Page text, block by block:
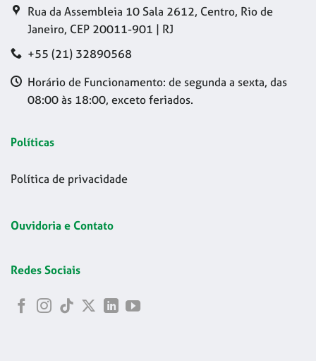
Rua da Assembleia 10 Sala 2612, Centro, Rio de
Janeiro, CEP 20011-901 | RJ
+55 (21) 32890568
Horário de Funcionamento: de segunda a sexta, das
08:00 às 18:00, exceto feriados.
Políticas
Política de privacidade
Ouvidoria e Contato
Redes Sociais